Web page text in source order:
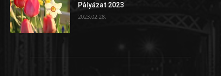
Pályázat 2023
2023.02.28.